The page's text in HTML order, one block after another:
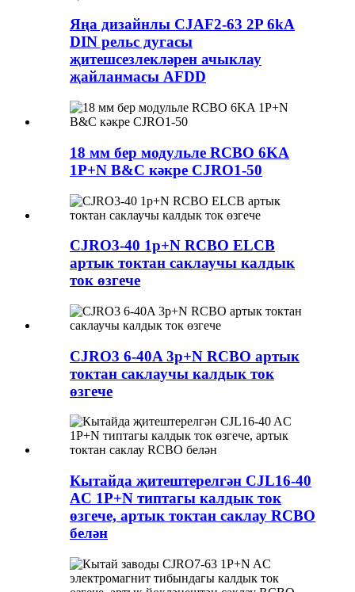
Яңа дизайнлы CJAF2-63 2P 6kA
DIN рельс дугасы
җитешсезлекләрен ачыклау
җайланмасы AFDD
18 мм бер модульле RCBO 6KA
1P+N B&C кәкре CJRO1-50
CJRO3-40 1p+N RCBO ELCB
артык токтан саклаучы калдык
ток өзгече
CJRO3 6-40A 3p+N RCBO артык
токтан саклаучы калдык ток
өзгече
Кытайда җитештерелгән CJL16-40
AC 1P+N типтагы калдык ток
өзгече, артык токтан саклау RCBO
белән